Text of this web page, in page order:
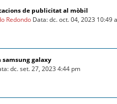
de publicitat al mòbil
Redondo Data: dc. oct. 04, 2023 10:49
samsung galaxy
dc. set. 27, 2023 4:44 pm